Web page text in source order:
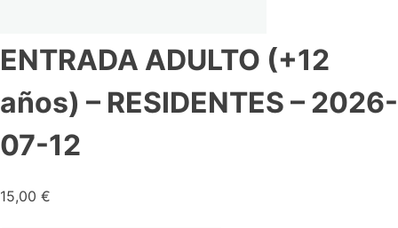
ENTRADA ADULTO (+12
años) – RESIDENTES – 2026-
07-12
15,00 €